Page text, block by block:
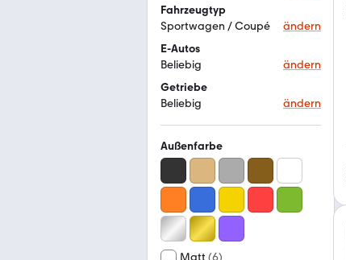
Fahrzeugtyp
Sportwagen / Coupé
ändern
E-Autos
Beliebig
ändern
Getriebe
Beliebig
ändern
Außenfarbe
Matt (6)